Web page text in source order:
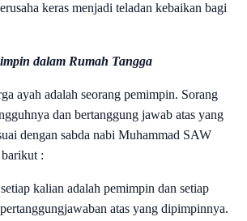
keras menjadi teladan kebaikan bagi
dalam Rumah Tangga
ayah adalah seorang pemimpin. Sorang
dan bertanggung jawab atas yang
dengan sabda nabi Muhammad SAW
:
kalian adalah pemimpin dan setiap
atas yang dipimpinnya.